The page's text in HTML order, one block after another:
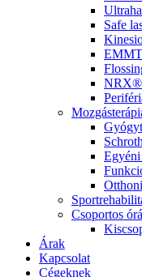
Safe
EMMT
NRX®
Csoportos
Árak
Kapcsolat
Cégeknek